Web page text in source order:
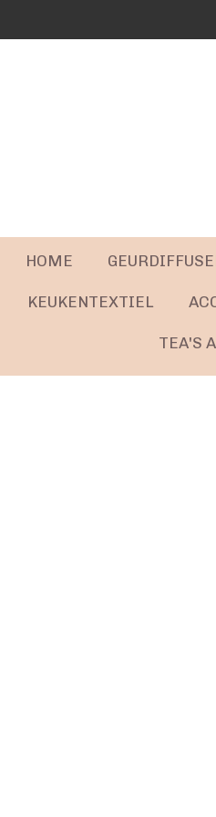
direct
HOME
KEUKENTEXTIEL
TEA'S